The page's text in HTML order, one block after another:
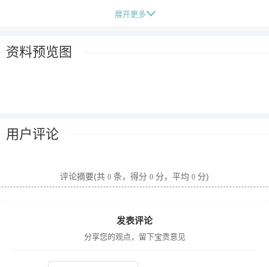
上。
用短视频轻量化拆解，一集一个历史典故、一集一套博弈心
通俗易懂、直白接地气，看完就能悟、听完就能用，
帮你跳出情绪局限，拉高认知格局，遇事不迷茫、处世不吃
课程全流程
展开更多
资料预览图
用户评论
评论摘要(共 0 条，得分 0 分，平均 0 分)
发表评论
分享您的观点，留下宝贵意见